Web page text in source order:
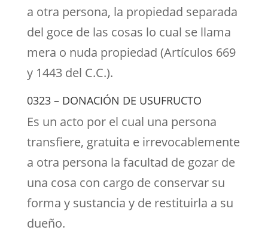
a otra persona, la propiedad separada
del goce de las cosas lo cual se llama
mera o nuda propiedad (Artículos 669
y 1443 del C.C.).
0323 – DONACIÓN DE USUFRUCTO
Es un acto por el cual una persona
transfiere, gratuita e irrevocablemente
a otra persona la facultad de gozar de
una cosa con cargo de conservar su
forma y sustancia y de restituirla a su
dueño.